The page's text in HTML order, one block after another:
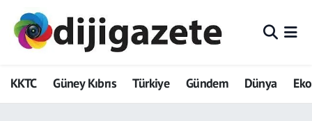
KKTC Güney Kıbrıs Türkiye Gündem Dünya
ADVERTORIAL
Dijigazete
Hava Durumu
Trafik Durumu